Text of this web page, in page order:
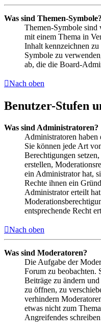
Was sind Themen-Symbole?
Themen-Symbole sind
mit einem Thema in
Inhalt kennzeichnen
Symbole zu
ab, die die Board-
Nach oben
Benutzer-Stufen
Was sind Administratoren?
Administratoren haben
Sie können jede Art
Berechtigungen
erstellen,
ein Administrator hat,
Rechte ihnen ein
Administrator erteilt
entsprechende Recht
Nach oben
Was sind Moderatoren?
Die Aufgabe der
Forum zu beobachten.
Beiträge zu ändern
zu öffnen, zu
verhindern
etwas nicht zum
Angreifendes